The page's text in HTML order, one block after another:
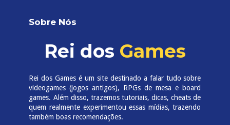
Sobre Nós
Rei dos Games
Rei dos Games é um site destinado a falar tudo sobre
videogames (jogos antigos), RPGs de mesa e board
games. Além disso, trazemos tutoriais, dicas, cheats de
quem realmente experimentou essas mídias, trazendo
também boas recomendações.